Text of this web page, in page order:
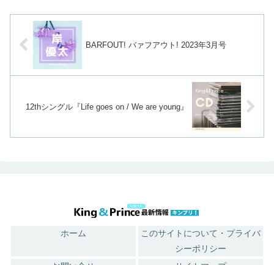
BARFOUT! バァフアウト! 2023年3月号
12thシングル『Life goes on / We are young』
ホーム
このサイトについて・プライバ
シーポリシー